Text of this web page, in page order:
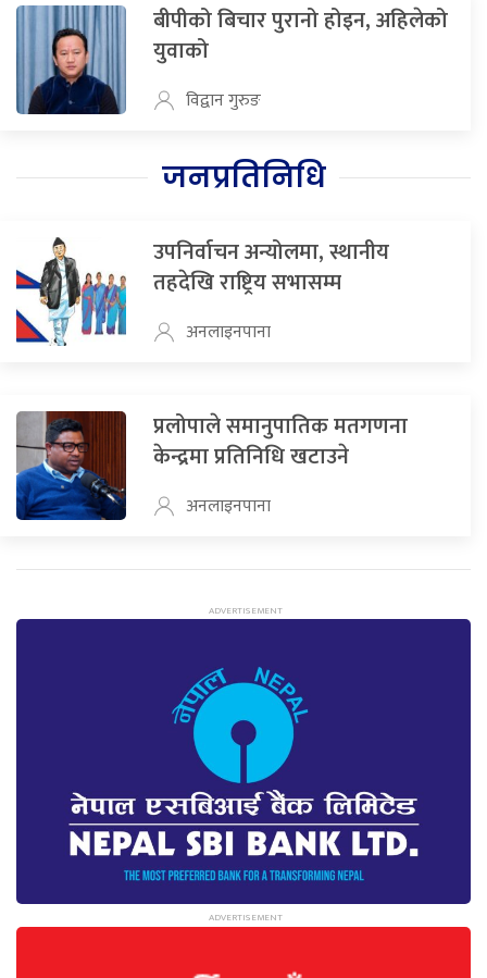
बीपीको बिचार पुरानो होइन, अहिलेको
युवाको
विद्वान गुरुङ
जनप्रतिनिधि
उपनिर्वाचन अन्योलमा, स्थानीय
तहदेखि राष्ट्रिय सभासम्म
अनलाइनपाना
प्रलोपाले समानुपातिक मतगणना
केन्द्रमा प्रतिनिधि खटाउने
अनलाइनपाना